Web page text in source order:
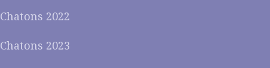
Chatons 2022
Chatons 2023